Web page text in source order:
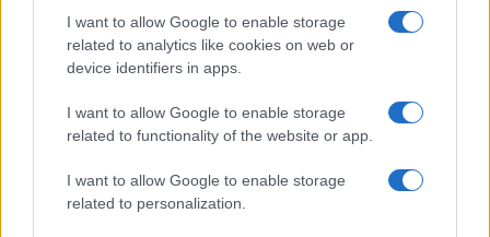
I want to allow Google to enable storage
related to analytics like cookies on web or
device identifiers in apps.
I want to allow Google to enable storage
related to functionality of the website or app.
I want to allow Google to enable storage
related to personalization.
Már a gázaiaknak is elegük van
Gázából – egymillió civil akar távozni
Kész békefenntartókat küldeni Gázába
a világ legnépesebb muszlim országa